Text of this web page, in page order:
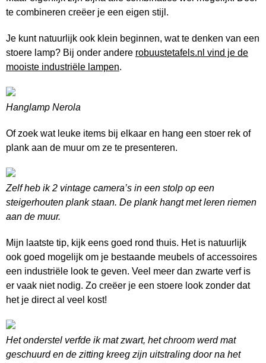
te combineren creëer je een eigen stijl.
Je kunt natuurlijk ook klein beginnen, wat te denken van een
stoere lamp? Bij onder andere robuustetafels.nl vind je de
mooiste industriële lampen.
Hanglamp Nerola
Of zoek wat leuke items bij elkaar en hang een stoer rek of
plank aan de muur om ze te presenteren.
Zelf heb ik 2 vintage camera’s in een stolp op een
steigerhouten plank staan. De plank hangt met leren riemen
aan de muur.
Mijn laatste tip, kijk eens goed rond thuis. Het is natuurlijk
ook goed mogelijk om je bestaande meubels of accessoires
een industriële look te geven. Veel meer dan zwarte verf is
er vaak niet nodig. Zo creëer je een stoere look zonder dat
het je direct al veel kost!
Het onderstel verfde ik mat zwart, het chroom werd mat
geschuurd en de zitting kreeg zijn uitstraling door na het